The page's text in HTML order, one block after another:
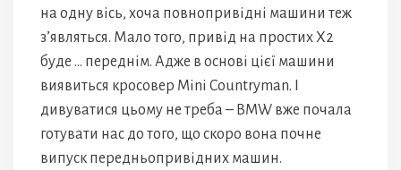
на одну вісь, хоча повнопривідні машини теж
з’являться. Мало того, привід на простих X2
буде … переднім. Адже в основі цієї машини
виявиться кросовер Mini Countryman. І
дивуватися цьому не треба – BMW вже почала
готувати нас до того, що скоро вона почне
випуск передньопривідних машин.